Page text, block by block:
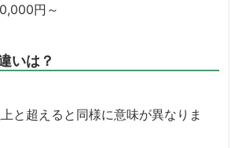
円～
いは？
と超えると同様に意味が異なりま